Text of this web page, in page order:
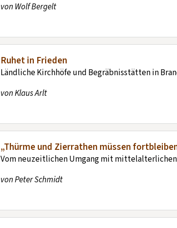
von Wolf Bergelt
Ruhet in Frieden
Ländliche Kirchhöfe und Begräbnisstätten in
von Klaus Arlt
„Thürme und Zierrathen müssen
Vom neuzeitlichen Umgang mit
von Peter Schmidt